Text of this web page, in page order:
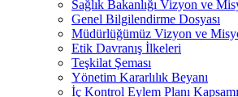
Sağlık Bakanlığı Vizyon ve
Genel Bilgilendirme Dosyası
Müdürlüğümüz Vizyon ve
Etik Davranış İlkeleri
Teşkilat Şeması
Yönetim Kararlılık Beyanı
İç Kontrol Eylem Planı